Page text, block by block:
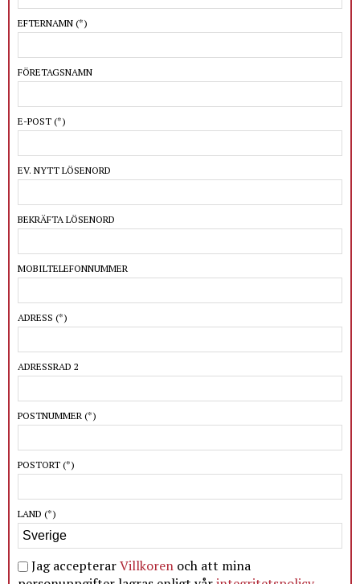
EFTERNAMN (*)
FÖRETAGSNAMN
E-POST (*)
EV. NYTT LÖSENORD
BEKRÄFTA LÖSENORD
MOBILTELEFONNUMMER
ADRESS (*)
ADRESSRAD 2
POSTNUMMER (*)
POSTORT (*)
LAND (*)
Jag accepterarVillkoren och att mina